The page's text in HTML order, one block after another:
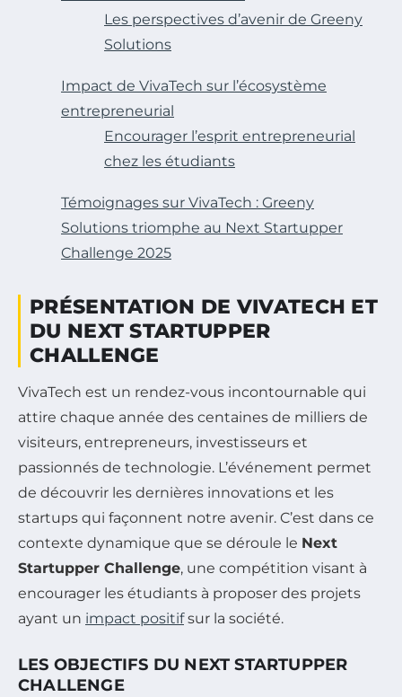
Les perspectives d’avenir de Greeny
Solutions
Impact de VivaTech sur l’écosystème
entrepreneurial
Encourager l’esprit entrepreneurial
chez les étudiants
Témoignages sur VivaTech : Greeny
Solutions triomphe au Next Startupper
Challenge 2025
PRÉSENTATION DE VIVATECH ET
DU NEXT STARTUPPER
CHALLENGE
VivaTech est un rendez-vous incontournable qui
attire chaque année des centaines de milliers de
visiteurs, entrepreneurs, investisseurs et
passionnés de technologie. L’événement permet
de découvrir les dernières innovations et les
startups qui façonnent notre avenir. C’est dans ce
contexte dynamique que se déroule le Next
Startupper Challenge, une compétition visant à
encourager les étudiants à proposer des projets
ayant un impact positifsur la société.
LES OBJECTIFS DU NEXT STARTUPPER
CHALLENGE